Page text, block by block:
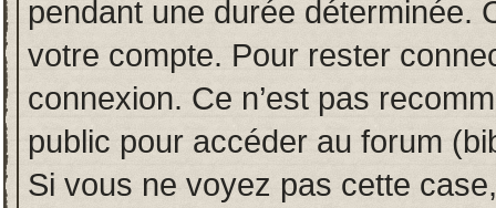
pendant une durée déterminée.
votre compte. Pour rester
connexion. Ce n’est pas
public pour accéder au forum
Si vous ne voyez pas cette